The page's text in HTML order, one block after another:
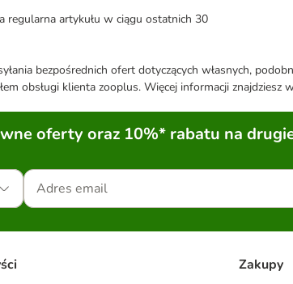
regularna artykułu w ciągu ostatnich 30
bezpośrednich ofert dotyczących własnych,
obsługi klienta zooplus. Więcej informacji znajdziesz
oferty oraz 10%* rabatu na
Zakupy